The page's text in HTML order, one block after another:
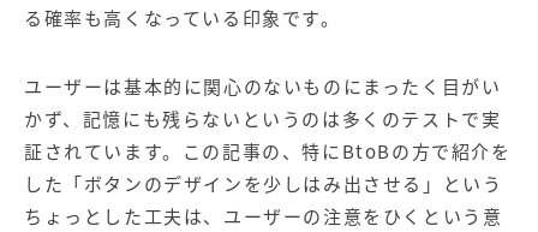
る確率も高くなっている印象です。
ユーザーは基本的に関心のないものにまったく目がい
かず、記憶にも残らないというのは多くのテストで実
証されています。この記事の、特にBtoBの方で紹介を
した「ボタンのデザインを少しはみ出させる」という
ちょっとした工夫は、ユーザーの注意をひくという意